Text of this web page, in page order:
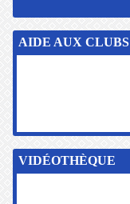
AIDE AUX CLUBS
VIDÉOTHÈQUE